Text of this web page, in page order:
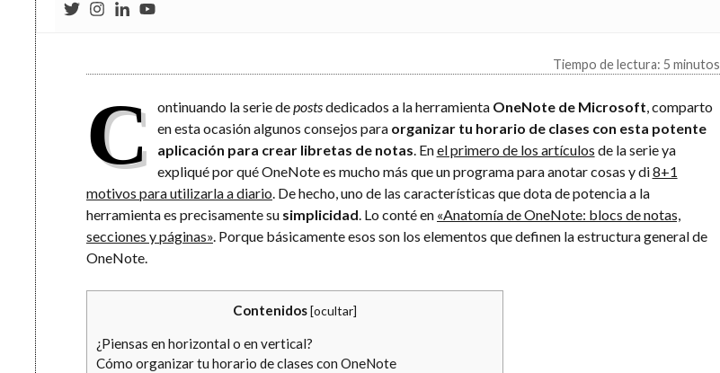
Tiempo de lectura: 5 minutos
C ontinuando la serie depostsdedicados a la herramienta OneNote de Microsoft, comparto
en esta ocasión algunos consejos para organizar tu horario de clases con esta potente
aplicación para crear libretas de notas. Enel primero de los artículos de la serie ya
expliqué por qué OneNote es mucho más que un programa para anotar cosas y di8+1
motivos para utilizarla a diario. De hecho, uno de las características que dota de potencia a la
herramienta es precisamente su simplicidad. Lo conté en «Anatomía de OneNote: blocs de notas,
secciones y páginas». Porque básicamente esos son los elementos que definen la estructura general de
OneNote.
Contenidos[ocultar]
¿Piensas en horizontal o en vertical?
Cómo organizar tu horario de clases con OneNote